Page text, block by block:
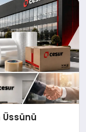
Üssünü